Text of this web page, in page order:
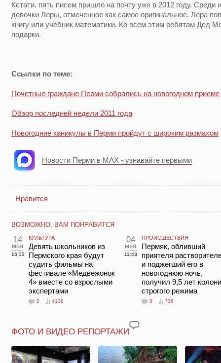
Кстати, пять писем пришло на почту уже в 2012 году. Среди
девочки Леры, отмеченное как самое оригинальное. Лера
книгу или учебник математики. Ко всем этим ребятам Дед
подарки.
Ссылки по теме:
Почетные граждане Перми собрались на новогоднем приеме
Обзор последней недели 2011 года
Новогодние каникулы в Перми пройдут с широким размахом
Новости Перми в MAX - узнавайте первыми
Нравится
ВОЗМОЖНО, ВАМ ПОНРАВИТСЯ
14
мая
16:33
КУЛЬТУРА
Девять школьников из
Пермского края будут
судить фильмы на
фестивале «Медвежонок
4» вместе со взрослыми
экспертами
0 4138
04
мая
11:43
ПРОИСШЕСТВИЯ
Пермяк, обливший
приятеля
и поджегший его в
новогоднюю ночь,
получил 9,5 лет
строгого режима
0 736
ФОТО И ВИДЕО РЕПОРТАЖИ